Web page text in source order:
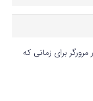
برای زمانی که